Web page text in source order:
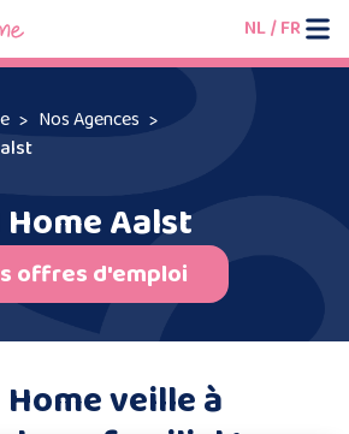
NL/FR
Nos Agences
Home Aalst
offres d'emploi
Home veille à